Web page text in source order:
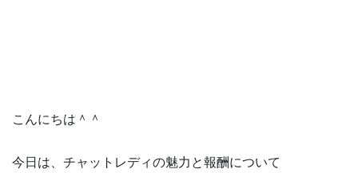
こんにちは＾＾
今日は、チャットレディの魅力と報酬について